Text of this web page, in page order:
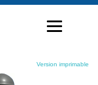
Version imprimable